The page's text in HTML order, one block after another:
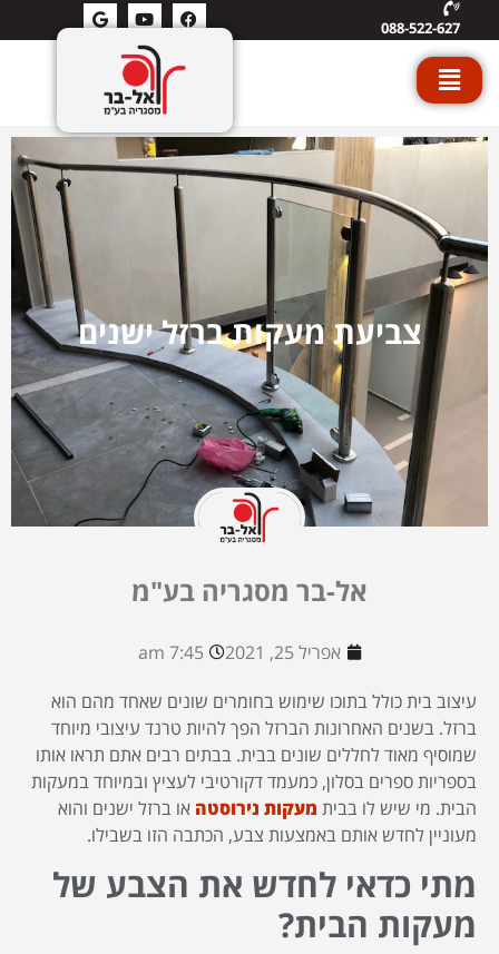
088-522-627
צביעת מעקות ברזל ישנים
אל-בר מסגריה בע"מ
אפריל 25, 2021
7:45 am
עיצוב בית כולל בתוכו שימוש בחומרים שונים שאחד מהם הוא
ברזל. בשנים האחרונות הברזל הפך להיות טרנד עיצובי מיוחד
שמוסיף מאוד לחללים שונים בבית. בבתים רבים אתם תראו אותו
בספריות ספרים בסלון, כמעמד דקורטיבי לעציץ ובמיוחד במעקות
הבית. מי שיש לו בביתמעקות נירוסטה או ברזל ישנים והוא
מעוניין לחדש אותם באמצעות צבע, הכתבה הזו בשבילו.
מתי כדאי לחדש את הצבע של
מעקות הבית?